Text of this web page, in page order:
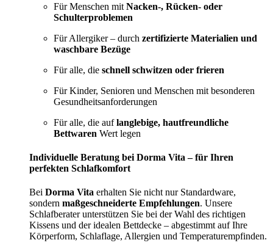
Für Menschen mit Nacken-, Rücken- oder
Schulterproblemen
Für Allergiker – durch zertifizierte Materialien und
waschbare Bezüge
Für alle, die schnell schwitzen oder frieren
Für Kinder, Senioren und Menschen mit besonderen
Gesundheitsanforderungen
Für alle, die auflanglebige, hautfreundliche
Bettwaren Wert legen
Individuelle Beratung bei Dorma Vita – für Ihren
perfekten Schlafkomfort
Bei Dorma Vita erhalten Sie nicht nur Standardware,
sondern maßgeschneiderte Empfehlungen. Unsere
Schlafberater unterstützen Sie bei der Wahl des richtigen
Kissens und der idealen Bettdecke – abgestimmt auf Ihre
Körperform, Schlaflage, Allergien und Temperaturempfinden.